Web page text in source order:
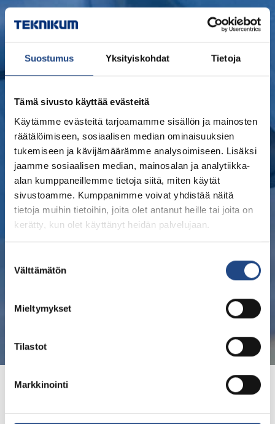
Suostumus Yksityiskohdat Tietoja
Tämä sivusto käyttää evästeitä
Käytämme evästeitä tarjoamamme sisällön ja mainosten
räätälöimiseen, sosiaalisen median ominaisuuksien
tukemiseen ja kävijämäärämme analysoimiseen. Lisäksi
jaamme sosiaalisen median, mainosalan ja analytiikka-
alan kumppaneillemme tietoja siitä, miten käytät
sivustoamme. Kumppanimme voivat yhdistää näitä
tietoja muihin tietoihin, joita olet antanut heille tai joita on
kerätty, kun olet käyttänyt heidän palvelujaan.
valinta
Välttämätön
Mieltymykset
Tilastot
Markkinointi
Teknikum®
Gummimischungen